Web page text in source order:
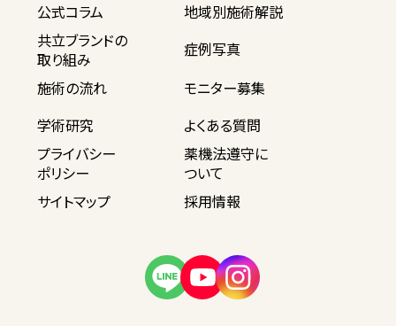
公式コラム
地域別施術解説
共立ブランドの
取り組み
症例写真
施術の流れ
モニター募集
学術研究
よくある質問
プライバシー
ポリシー
薬機法遵守に
ついて
サイトマップ
採用情報